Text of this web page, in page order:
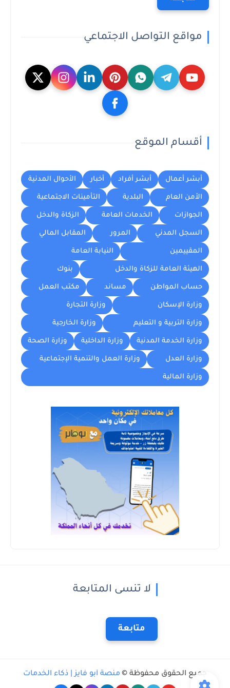
مواقع التواصل الاجتماعي
أقسام الموقع
أبشر أعمال أبشر أفراد أخبار الأحوال المدنية
الأمن العام البلدية التأمينات الاجتماعية
الجوازات الخدمات العامة الزكاة والدخل
السجل المدني المرور المقابل المالي
المقييمين النيابة العامة
الهيئة العامة للزكاة والدخل بنوك
حساب المواطن مساند مكتب العمل
وزارة الإسكان وزارة التجارة
وزارة التربية و التعليم وزارة الخارجية
وزارة الخدمة المدنية وزارة الداخلية وزارة الصحة
وزارة العدل وزارة العمل والتنمية الإجتماعية
وزارة المالية
لا تنسى المتابعة
متابعة
جميع الحقوق محفوظة © منصة أبو فايز | ذكاء الخدمات